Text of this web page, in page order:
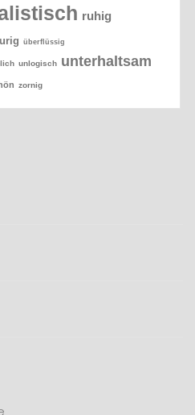
ruhig
überflüssig
unlogisch unterhaltsam
zornig